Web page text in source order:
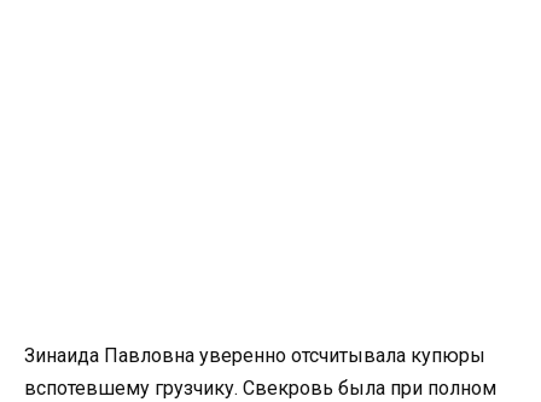
Зинаида Павловна уверенно отсчитывала купюры
вспотевшему грузчику. Свекровь была при полном